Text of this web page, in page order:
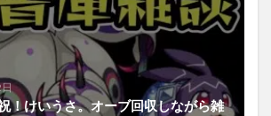
！けいうさ。オーブ回収しながら雑